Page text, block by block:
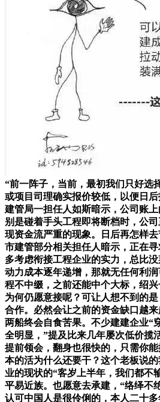
“前一阵子，当前，最初我们只好选
或项目司理确实报价较低，以便日
建管局一担任人如斯暗示，公司账
别是碰着手头工程即将断档时，公
现资金流严重的现象。日后再怎样
市建管部分相关担任人暗示，正在
多考虑衔接工程企业的实力，总比
动力成本逐年递增，那就无任何利
程不中缀，之前还能中个大标，绍
为何仍愿意接呢？可让人想不到的
合作。必然会让之前的资金缺口越
两船终会自食苦果。不少建建企业“
全明显，”提及比来几年屡次低价揽
提前领会，翻身也很快的，只需你
本的活为什么还要干？这个老板说
业的现状的“客岁上半年，我们都不
平易近族。也愿意去承建，“络绎不
认可中国人是很伶俐的，本人二十